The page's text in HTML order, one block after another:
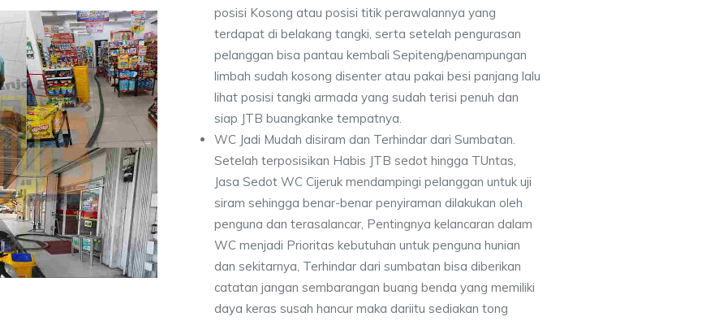
posisi Kosong atau posisi titik perawalannya yang
terdapat di belakang tangki, serta setelah pengurasan
pelanggan bisa pantau kembali Sepiteng/penampungan
limbah sudah kosong disenter atau pakai besi panjang lalu
lihat posisi tangki armada yang sudah terisi penuh dan
siap JTB buangkanke tempatnya.
WC Jadi Mudah disiram dan Terhindar dari Sumbatan.
Setelah terposisikan Habis JTB sedot hingga TUntas,
Jasa Sedot WC Cijeruk mendampingi pelanggan untuk uji
siram sehingga benar-benar penyiraman dilakukan oleh
penguna dan terasalancar, Pentingnya kelancaran dalam
WC menjadi Prioritas kebutuhan untuk penguna hunian
dan sekitarnya, Terhindar dari sumbatan bisa diberikan
catatan jangan sembarangan buang benda yang memiliki
daya keras susah hancur maka dariitu sediakan tong